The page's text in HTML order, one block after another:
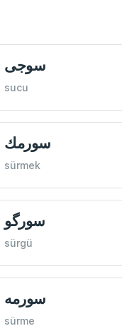
سوجی
sucu
سورمك
sürmek
سورگو
sürgü
سورمه
sürme